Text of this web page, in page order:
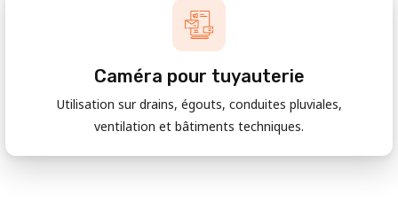
Caméra pour tuyauterie
Utilisation sur drains, égouts, conduites pluviales,
ventilation et bâtiments techniques.